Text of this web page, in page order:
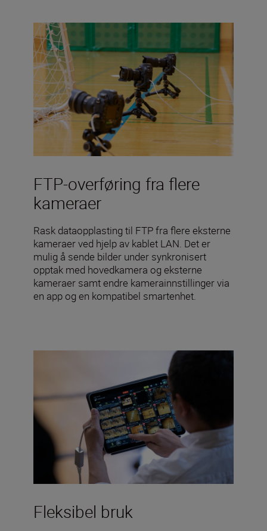
FTP-overføring fra flere
kameraer
Rask dataopplasting til FTP fra flere eksterne
kameraer ved hjelp av kablet LAN. Det er
mulig å sende bilder under synkronisert
opptak med hovedkamera og eksterne
kameraer samt endre kamerainnstillinger via
en app og en kompatibel smartenhet.
Fleksibel bruk